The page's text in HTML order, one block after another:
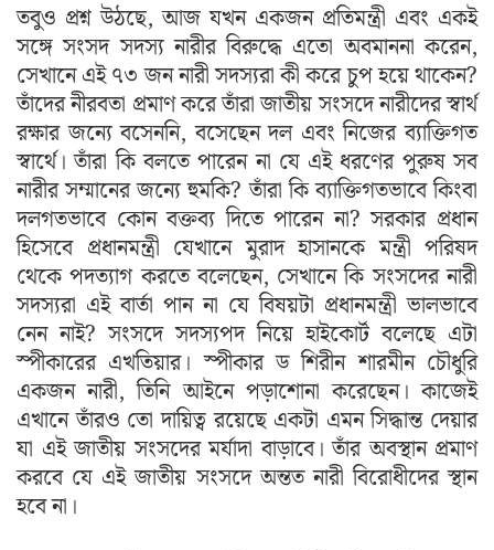
তবুও প্রশ্ন উঠছে, আজ যখন একজন প্রতিমন্ত্রী এবং একই
সঙ্গে সংসদ সদস্য নারীর বিরুদ্ধে এতো অবমাননা করেন,
সেখানে এই ৭৩ জন নারী সদস্যরা কী করে চুপ হয়ে থাকেন?
তাঁদের নীরবতা প্রমাণ করে তাঁরা জাতীয় সংসদে নারীদের স্বার্থ
রক্ষার জন্যে বসেননি, বসেছেন দল এবং নিজের ব্যাক্তিগত
স্বার্থে। তাঁরা কি বলতে পারেন না যে এই ধরণের পুরুষ সব
নারীর সম্মানের জন্যে হুমকি? তাঁরা কি ব্যাক্তিগতভাবে কিংবা
দলগতভাবে কোন বক্তব্য দিতে পারেন না? সরকার প্রধান
হিসেবে প্রধানমন্ত্রী যেখানে মুরাদ হাসানকে মন্ত্রী পরিষদ
থেকে পদত্যাগ করতে বলেছেন, সেখানে কি সংসদের নারী
সদস্যরা এই বার্তা পান না যে বিষয়টা প্রধানমন্ত্রী ভালভাবে
নেন নাই? সংসদে সদস্যপদ নিয়ে হাইকোর্ট বলেছে এটা
স্পীকারের এখতিয়ার। স্পীকার ড শিরীন শারমীন চৌধুরি
একজন নারী, তিনি আইনে পড়াশোনা করেছেন। কাজেই
এখানে তাঁরও তো দায়িত্ব রয়েছে একটা এমন সিদ্ধান্ত দেয়ার
যা এই জাতীয় সংসদের মর্যাদা বাড়াবে। তাঁর অবস্থান প্রমাণ
করবে যে এই জাতীয় সংসদে অন্তত নারী বিরোধীদের স্থান
হবে না।